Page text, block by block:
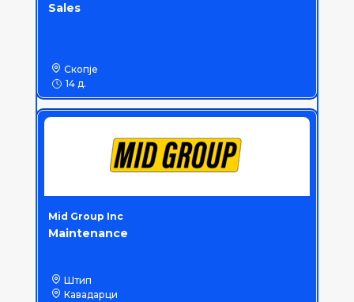
Sales
Скопје
14 д.
Mid Group Inc
Maintenance
Штип
Кавадарци